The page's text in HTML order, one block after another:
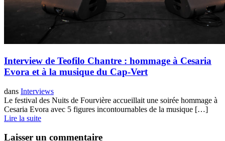
Interview de Teofilo Chantre : hommage à Cesaria
Evora et à la musique du Cap-Vert
dans Interviews
Le festival des Nuits de Fourvière accueillait une soirée hommage à
Cesaria Evora avec 5 figures incontournables de la musique […]
Lire la suite
Laisser un commentaire